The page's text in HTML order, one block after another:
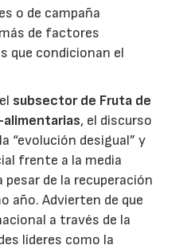
o de campaña
de factores
que condicionan el
subsector de Fruta de
, el discurso
“evolución desigual” y
frente a la media
de la recuperación
año. Advierten de que
a través de la
líderes como la